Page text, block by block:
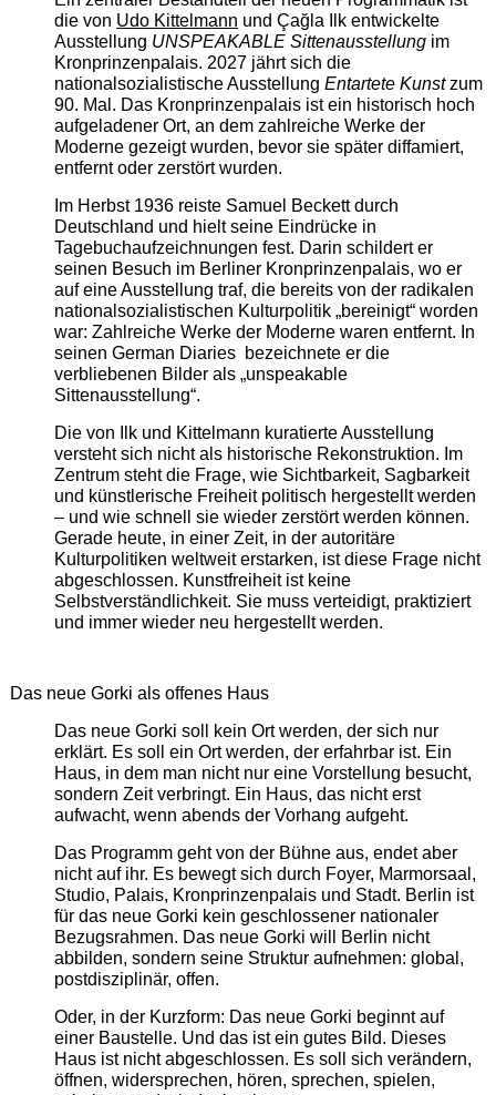
die von Udo Kittelmann und Çağla Ilk entwickelte
Ausstellung UNSPEAKABLE Sittenausstellungim
Kronprinzenpalais. 2027 jährt sich die
nationalsozialistische Ausstellung Entartete Kunstzum
90. Mal. Das Kronprinzenpalais ist ein historisch hoch
aufgeladener Ort, an dem zahlreiche Werke der
Moderne gezeigt wurden, bevor sie später diffamiert,
entfernt oder zerstört wurden.
Im Herbst 1936 reiste Samuel Beckett durch
Deutschland und hielt seine Eindrücke in
Tagebuchaufzeichnungen fest. Darin schildert er
seinen Besuch im Berliner Kronprinzenpalais, wo er
auf eine Ausstellung traf, die bereits von der radikalen
nationalsozialistischen Kulturpolitik „bereinigt“ worden
war: Zahlreiche Werke der Moderne waren entfernt. In
seinen German Diaries bezeichnete er die
verbliebenen Bilder als „unspeakable
Sittenausstellung“.
Die von Ilk und Kittelmann kuratierte Ausstellung
versteht sich nicht als historische Rekonstruktion. Im
Zentrum steht die Frage, wie Sichtbarkeit, Sagbarkeit
und künstlerische Freiheit politisch hergestellt werden
– und wie schnell sie wieder zerstört werden können.
Gerade heute, in einer Zeit, in der autoritäre
Kulturpolitiken weltweit erstarken, ist diese Frage nicht
abgeschlossen. Kunstfreiheit ist keine
Selbstverständlichkeit. Sie muss verteidigt, praktiziert
und immer wieder neu hergestellt werden.
Das neue Gorki als offenes Haus
Das neue Gorki soll kein Ort werden, der sich nur
erklärt. Es soll ein Ort werden, der erfahrbar ist. Ein
Haus, in dem man nicht nur eine Vorstellung besucht,
sondern Zeit verbringt. Ein Haus, das nicht erst
aufwacht, wenn abends der Vorhang aufgeht.
Das Programm geht von der Bühne aus, endet aber
nicht auf ihr. Es bewegt sich durch Foyer, Marmorsaal,
Studio, Palais, Kronprinzenpalais und Stadt. Berlin ist
für das neue Gorki kein geschlossener nationaler
Bezugsrahmen. Das neue Gorki will Berlin nicht
abbilden, sondern seine Struktur aufnehmen: global,
postdisziplinär, offen.
Oder, in der Kurzform: Das neue Gorki beginnt auf
einer Baustelle. Und das ist ein gutes Bild. Dieses
Haus ist nicht abgeschlossen. Es soll sich verändern,
öffnen, widersprechen, hören, sprechen, spielen,